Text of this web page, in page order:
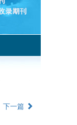
下一篇